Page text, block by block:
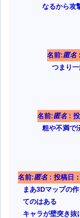
なるから攻
名前:匿名:
つまり
名前:匿名:
粗や不満で
名前:匿名: 投稿日
まあ3Dマップの
てのはある
キャラが壁突き抜